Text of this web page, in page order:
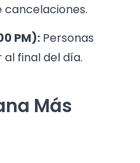
cancelaciones.
PM): Personas
final del día.
Más